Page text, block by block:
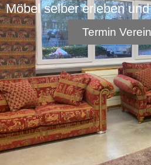
Möbel selber erleben
Termin